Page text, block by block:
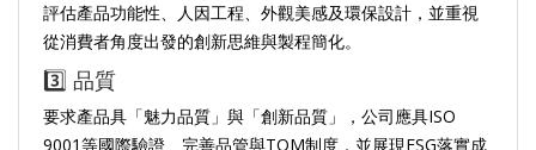
評估產品功能性、人因工程、外觀美感及環保設計，並重視
從消費者角度出發的創新思維與製程簡化。
3️⃣ 品質
要求產品具「魅力品質」與「創新品質」，公司應具ISO
9001等國際驗證、完善品管與TQM制度，並展現ESG落實成